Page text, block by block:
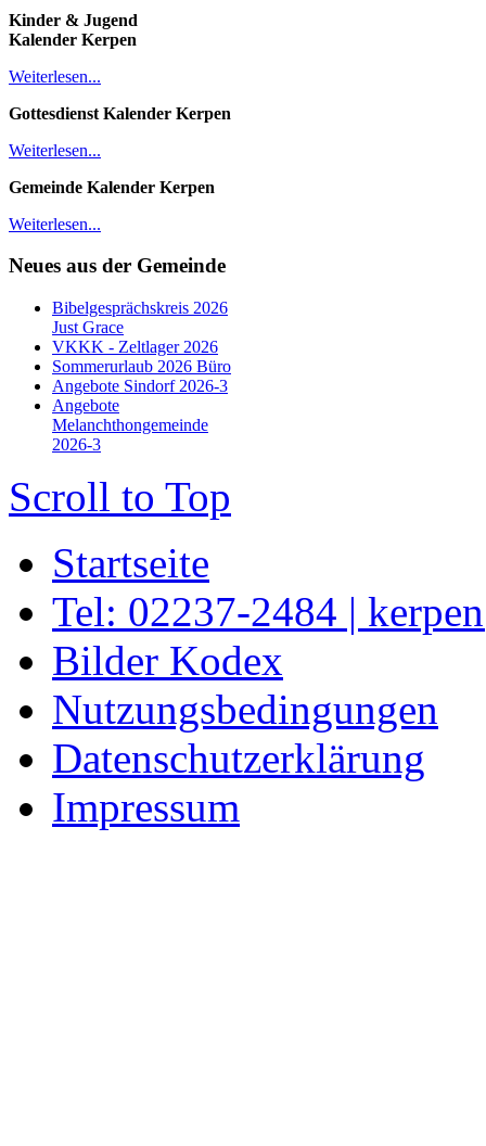
Kinder & Jugend
Kalender Kerpen
Weiterlesen...
Gottesdienst Kalender Kerpen
Weiterlesen...
Gemeinde Kalender Kerpen
Weiterlesen...
Neues aus der Gemeinde
Bibelgesprächskreis 2026
Just Grace
VKKK - Zeltlager 2026
Sommerurlaub 2026 Büro
Angebote Sindorf 2026-3
Angebote
Melanchthongemeinde
2026-3
Scroll to Top
Startseite
Tel: 02237-2484 |
Bilder Kodex
Nutzungsbedingungen
Datenschutzerklärung
Impressum